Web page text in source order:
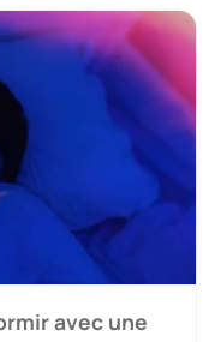
avec une